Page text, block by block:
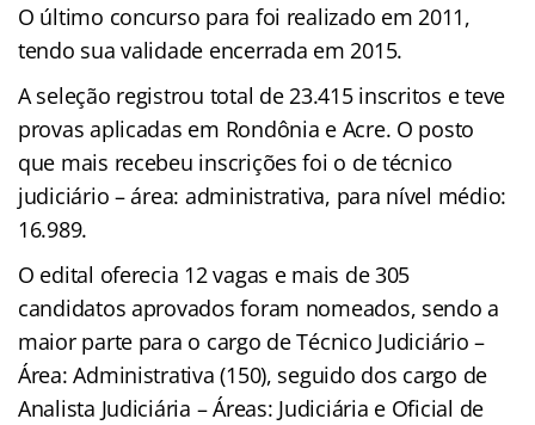
O último concurso para foi realizado em 2011,
tendo sua validade encerrada em 2015.
A seleção registrou total de 23.415 inscritos e teve
provas aplicadas em Rondônia e Acre. O posto
que mais recebeu inscrições foi o de técnico
judiciário – área: administrativa, para nível médio:
16.989.
O edital oferecia 12 vagas e mais de 305
candidatos aprovados foram nomeados, sendo a
maior parte para o cargo de Técnico Judiciário –
Área: Administrativa (150), seguido dos cargo de
Analista Judiciária – Áreas: Judiciária e Oficial de